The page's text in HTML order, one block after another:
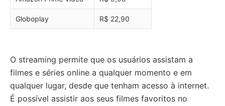
Globoplay R$ 22,90
O streaming permite que os usuários assistam a
filmes e séries online a qualquer momento e em
qualquer lugar, desde que tenham acesso à internet.
É possível assistir aos seus filmes favoritos no